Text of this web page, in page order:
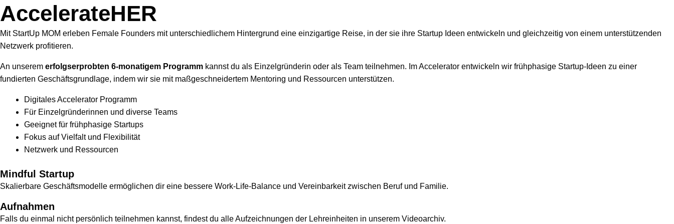
AccelerateHER
Mit StartUp MOM erleben Female Founders mit unterschiedlichem Hintergrund eine einzigartige Reise, in der sie ihre Startup Ideen entwickeln und gleichzeitig von einem unterstützenden
Netzwerk profitieren.
An unserem erfolgserprobten 6-monatigem Programm kannst du als Einzelgründerin oder als Team teilnehmen. Im Accelerator entwickeln wir frühphasige Startup-Ideen zu einer
fundierten Geschäftsgrundlage, indem wir sie mit maßgeschneidertem Mentoring und Ressourcen unterstützen.
Digitales Accelerator Programm
Für Einzelgründerinnen und diverse Teams
Geeignet für frühphasige Startups
Fokus auf Vielfalt und Flexibilität
Netzwerk und Ressourcen
Mindful Startup
Skalierbare Geschäftsmodelle ermöglichen dir eine bessere Work-Life-Balance und Vereinbarkeit zwischen Beruf und Familie.
Aufnahmen
Falls du einmal nicht persönlich teilnehmen kannst, findest du alle Aufzeichnungen der Lehreinheiten in unserem Videoarchiv.